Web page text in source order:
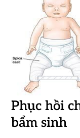
Phục hồi
bẩm sinh